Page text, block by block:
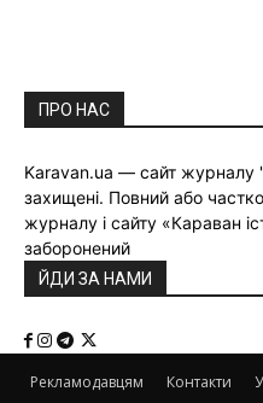
ПРО НАС
Karavan.ua — сайт журналу
захищені. Повний або
журналу і сайту «Караван
заборонений
ЙДИ ЗА НАМИ
Рекламодавцям Контакти